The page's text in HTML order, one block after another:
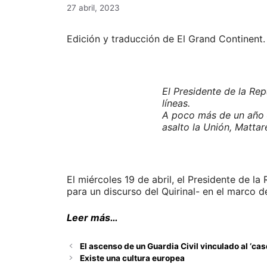
27 abril, 2023
Edición y traducción de El Grand Continent.
El Presidente de la
líneas.
A poco más de un
asalto la Unión,
El miércoles 19 de abril, el Presidente de
para un discurso del Quirinal- en el marco
Leer más…
El ascenso de un Guardia Civil vinculado al
Existe una cultura europea